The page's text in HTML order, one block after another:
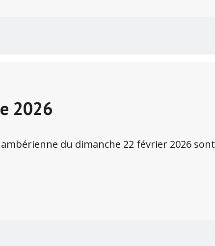
2026
du dimanche 22 février 2026 sont